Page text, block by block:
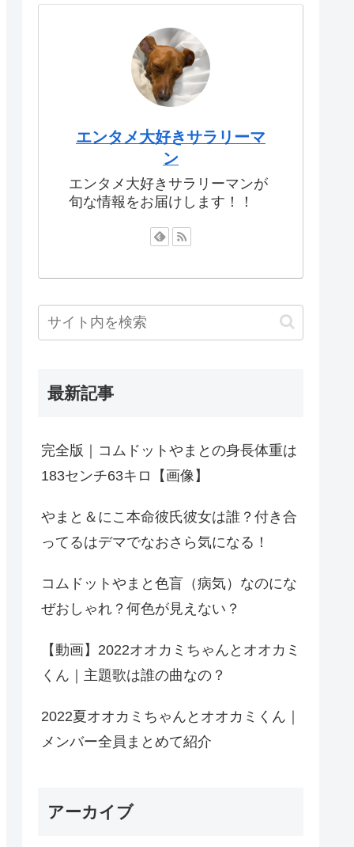
エンタメ大好きサラリーマ
ン
エンタメ大好きサラリーマンが
旬な情報をお届けします！！
最新記事
完全版｜コムドットやまとの身長体重は
183センチ63キロ【画像】
やまと＆にこ本命彼氏彼女は誰？付き合
ってるはデマでなおさら気になる！
コムドットやまと色盲（病気）なのにな
ぜおしゃれ？何色が見えない？
【動画】2022オオカミちゃんとオオカミ
くん｜主題歌は誰の曲なの？
2022夏オオカミちゃんとオオカミくん｜
メンバー全員まとめて紹介
アーカイブ